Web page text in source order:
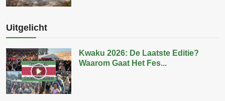
Uitgelicht
Kwaku 2026: De Laatste Editie?
Waarom Gaat Het Fes...